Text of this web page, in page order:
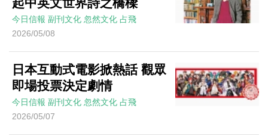
今日信報 副刊文化 忽然文化 占飛
2026/05/08
日本互動式電影掀熱話 觀眾
即場投票決定劇情
今日信報 副刊文化 忽然文化 占飛
2026/05/07